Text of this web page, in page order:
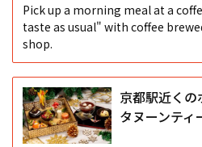
Pick up a morning meal at a
taste as usual" with coffee
shop.
京都駅近く
タヌーンティ